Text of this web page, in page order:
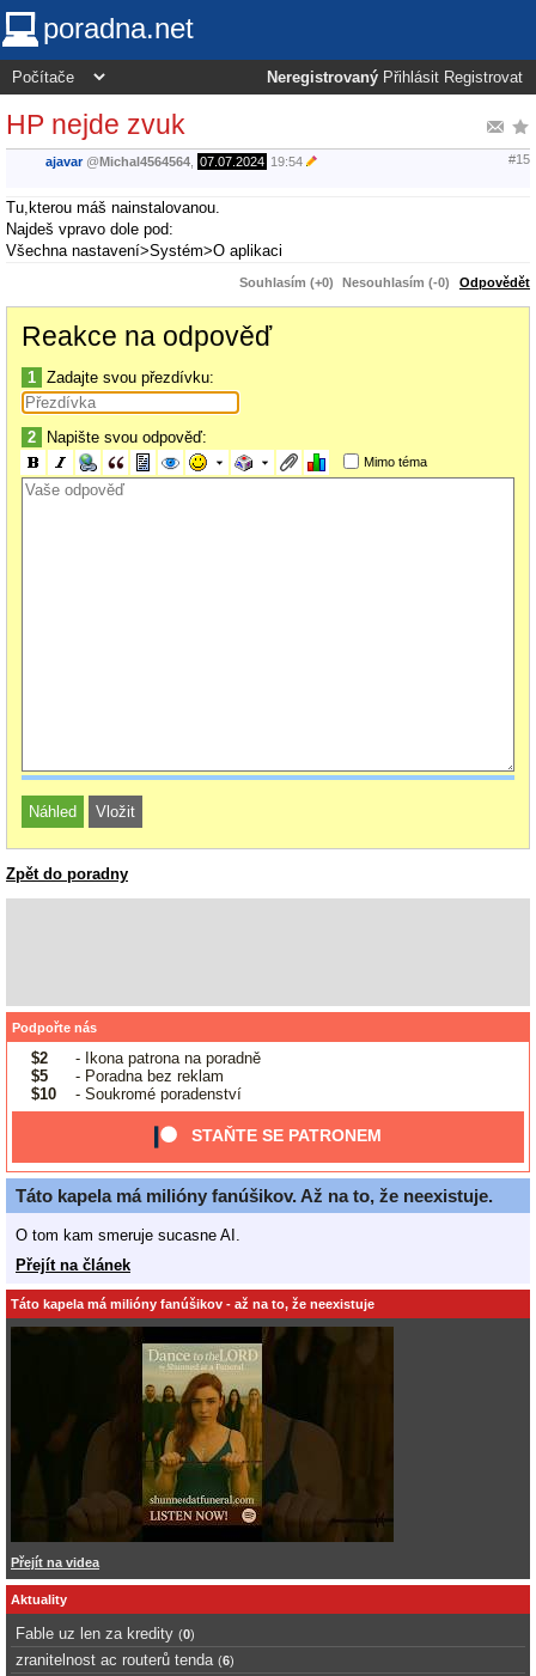
poradna.net
Neregistrovaný Přihlásit Registrovat
HP nejde zvuk
ajavar @Michal4564564 07.07.2024 19:54 #15
Tu,kterou máš nainstalovanou.
Najdeš vpravo dole pod:
Všechna nastavení>Systém>O aplikaci
Souhlasím (+0) Nesouhlasím (-0) Odpovědět
Reakce na odpověď
1 Zadajte svou přezdívku:
2 Napište svou odpověď:
Mimo téma
Zpět do poradny
Podpořte nás
$2
- Ikona patrona na poradně
$5
- Poradna bez reklam
$10
- Soukromé poradenství
STAŇTE SE PATRONEM
Táto kapela má milióny fanúšikov. Až na to, že neexistuje.
O tom kam smeruje sucasne AI.
Přejít na článek
Táto kapela má milióny fanúšikov - až na to, že neexistuje
Přejít na videa
Aktuality
Fable uz len za kredity (0)
zranitelnost ac routerů tenda (6)